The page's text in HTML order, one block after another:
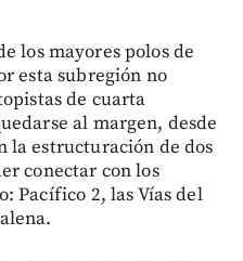
los mayores polos de
esta subregión no
de cuarta
al margen, desde
la estructuración de dos
conectar con los
Pacífico 2, las Vías del